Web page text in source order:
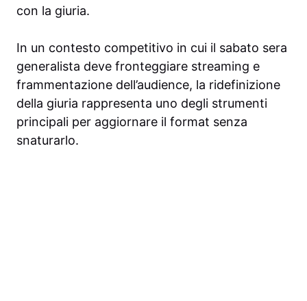
con la giuria.
In un contesto competitivo in cui il sabato sera
generalista deve fronteggiare streaming e
frammentazione dell’audience, la ridefinizione
della giuria rappresenta uno degli strumenti
principali per aggiornare il format senza
snaturarlo.